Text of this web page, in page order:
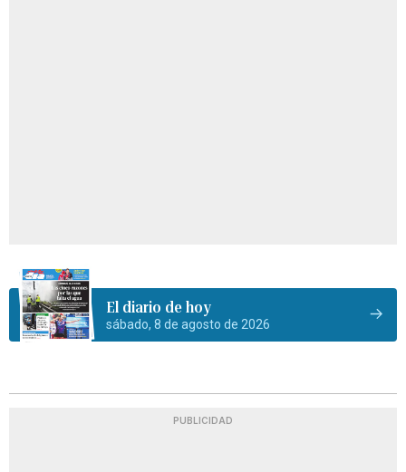
El diario de hoy
sábado, 8 de agosto de 2026
PUBLICIDAD